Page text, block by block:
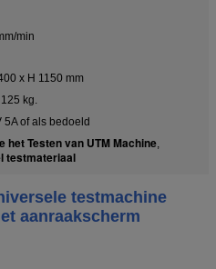
min
x H 1150 mm
kg.
5A of als bedoeld
het Testen van UTM Machine,
testmateriaal
testmachine
aanraakscherm